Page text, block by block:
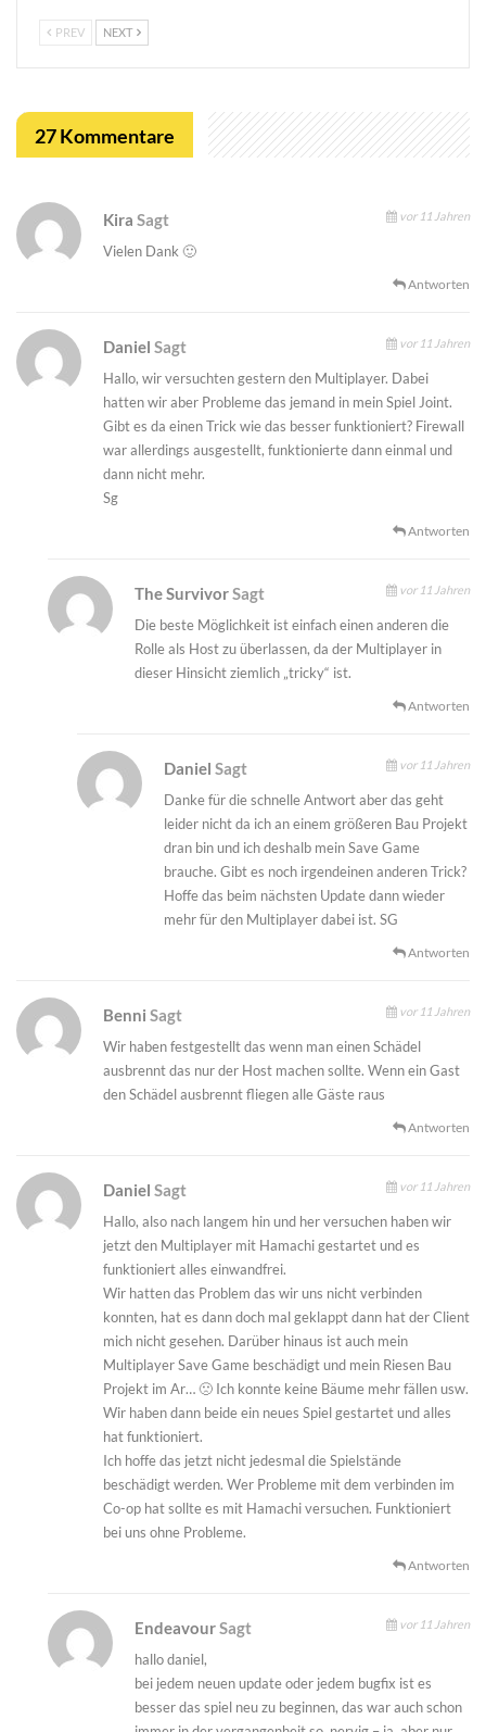
PREV NEXT
27 Kommentare
Kira Sagt vor 11 Jahren
Vielen Dank 🙂
Antworten
Daniel Sagt vor 11 Jahren
Hallo, wir versuchten gestern den Multiplayer. Dabei
hatten wir aber Probleme das jemand in mein Spiel Joint.
Gibt es da einen Trick wie das besser funktioniert? Firewall
war allerdings ausgestellt, funktionierte dann einmal und
dann nicht mehr.
Sg
Antworten
The SurvivorSagt vor 11 Jahren
Die beste Möglichkeit ist einfach einen anderen die
Rolle als Host zu überlassen, da der Multiplayer in
dieser Hinsicht ziemlich „tricky“ ist.
Antworten
DanielSagt vor 11 Jahren
Danke für die schnelle Antwort aber das geht
leider nicht da ich an einem größeren Bau Projekt
dran bin und ich deshalb mein Save Game
brauche. Gibt es noch irgendeinen anderen Trick?
Hoffe das beim nächsten Update dann wieder
mehr für den Multiplayer dabei ist. SG
Antworten
Benni Sagt vor 11 Jahren
Wir haben festgestellt das wenn man einen Schädel
ausbrennt das nur der Host machen sollte. Wenn ein Gast
den Schädel ausbrennt fliegen alle Gäste raus
Antworten
Daniel Sagt vor 11 Jahren
Hallo, also nach langem hin und her versuchen haben wir
jetzt den Multiplayer mit Hamachi gestartet und es
funktioniert alles einwandfrei.
Wir hatten das Problem das wir uns nicht verbinden
konnten, hat es dann doch mal geklappt dann hat der Client
mich nicht gesehen. Darüber hinaus ist auch mein
Multiplayer Save Game beschädigt und mein Riesen Bau
Projekt im Ar… 🙁 Ich konnte keine Bäume mehr fällen usw.
Wir haben dann beide ein neues Spiel gestartet und alles
hat funktioniert.
Ich hoffe das jetzt nicht jedesmal die Spielstände
beschädigt werden. Wer Probleme mit dem verbinden im
Co-op hat sollte es mit Hamachi versuchen. Funktioniert
bei uns ohne Probleme.
Antworten
EndeavourSagt vor 11 Jahren
hallo daniel,
bei jedem neuen update oder jedem bugfix ist es
besser das spiel neu zu beginnen, das war auch schon